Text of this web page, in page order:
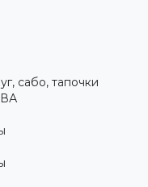
сабо, тапочки